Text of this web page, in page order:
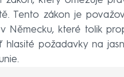
Tento zákon je
Německu, které tolik
hlasité požadavky na